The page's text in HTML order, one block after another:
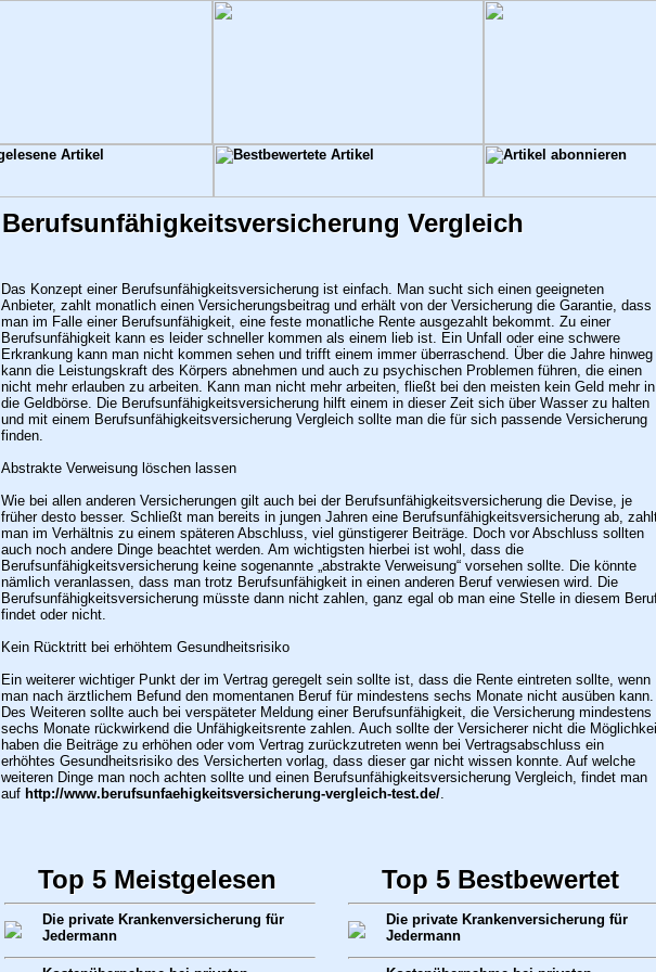
Berufsunfähigkeitsversicherung Vergleich
Das Konzept einer Berufsunfähigkeitsversicherung ist einfach. Man sucht sich einen geeigneten
Anbieter, zahlt monatlich einen Versicherungsbeitrag und erhält von der Versicherung die Garantie, dass
man im Falle einer Berufsunfähigkeit, eine feste monatliche Rente ausgezahlt bekommt. Zu einer
Berufsunfähigkeit kann es leider schneller kommen als einem lieb ist. Ein Unfall oder eine schwere
Erkrankung kann man nicht kommen sehen und trifft einem immer überraschend. Über die Jahre hinweg
kann die Leistungskraft des Körpers abnehmen und auch zu psychischen Problemen führen, die einen
nicht mehr erlauben zu arbeiten. Kann man nicht mehr arbeiten, fließt bei den meisten kein Geld mehr in
die Geldbörse. Die Berufsunfähigkeitsversicherung hilft einem in dieser Zeit sich über Wasser zu halten
und mit einem Berufsunfähigkeitsversicherung Vergleich sollte man die für sich passende Versicherung
finden.
Abstrakte Verweisung löschen lassen
Wie bei allen anderen Versicherungen gilt auch bei der Berufsunfähigkeitsversicherung die Devise, je
früher desto besser. Schließt man bereits in jungen Jahren eine Berufsunfähigkeitsversicherung ab,
man im Verhältnis zu einem späteren Abschluss, viel günstigerer Beiträge. Doch vor Abschluss sollten
auch noch andere Dinge beachtet werden. Am wichtigsten hierbei ist wohl, dass die
Berufsunfähigkeitsversicherung keine sogenannte „abstrakte Verweisung“ vorsehen sollte. Die könnte
nämlich veranlassen, dass man trotz Berufsunfähigkeit in einen anderen Beruf verwiesen wird. Die
Berufsunfähigkeitsversicherung müsste dann nicht zahlen, ganz egal ob man eine Stelle in diesem
findet oder nicht.
Kein Rücktritt bei erhöhtem Gesundheitsrisiko
Ein weiterer wichtiger Punkt der im Vertrag geregelt sein sollte ist, dass die Rente eintreten sollte, wenn
man nach ärztlichem Befund den momentanen Beruf für mindestens sechs Monate nicht ausüben kann.
Des Weiteren sollte auch bei verspäteter Meldung einer Berufsunfähigkeit, die Versicherung mindestens
sechs Monate rückwirkend die Unfähigkeitsrente zahlen. Auch sollte der Versicherer nicht die
haben die Beiträge zu erhöhen oder vom Vertrag zurückzutreten wenn bei Vertragsabschluss ein
erhöhtes Gesundheitsrisiko des Versicherten vorlag, dass dieser gar nicht wissen konnte. Auf welche
weiteren Dinge man noch achten sollte und einen Berufsunfähigkeitsversicherung Vergleich, findet man
auf http://www.berufsunfaehigkeitsversicherung-vergleich-test.de/.
Top 5 Meistgelesen
Die private Krankenversicherung für
Jedermann
Top 5 Bestbewertet
Die private Krankenversicherung für
Jedermann